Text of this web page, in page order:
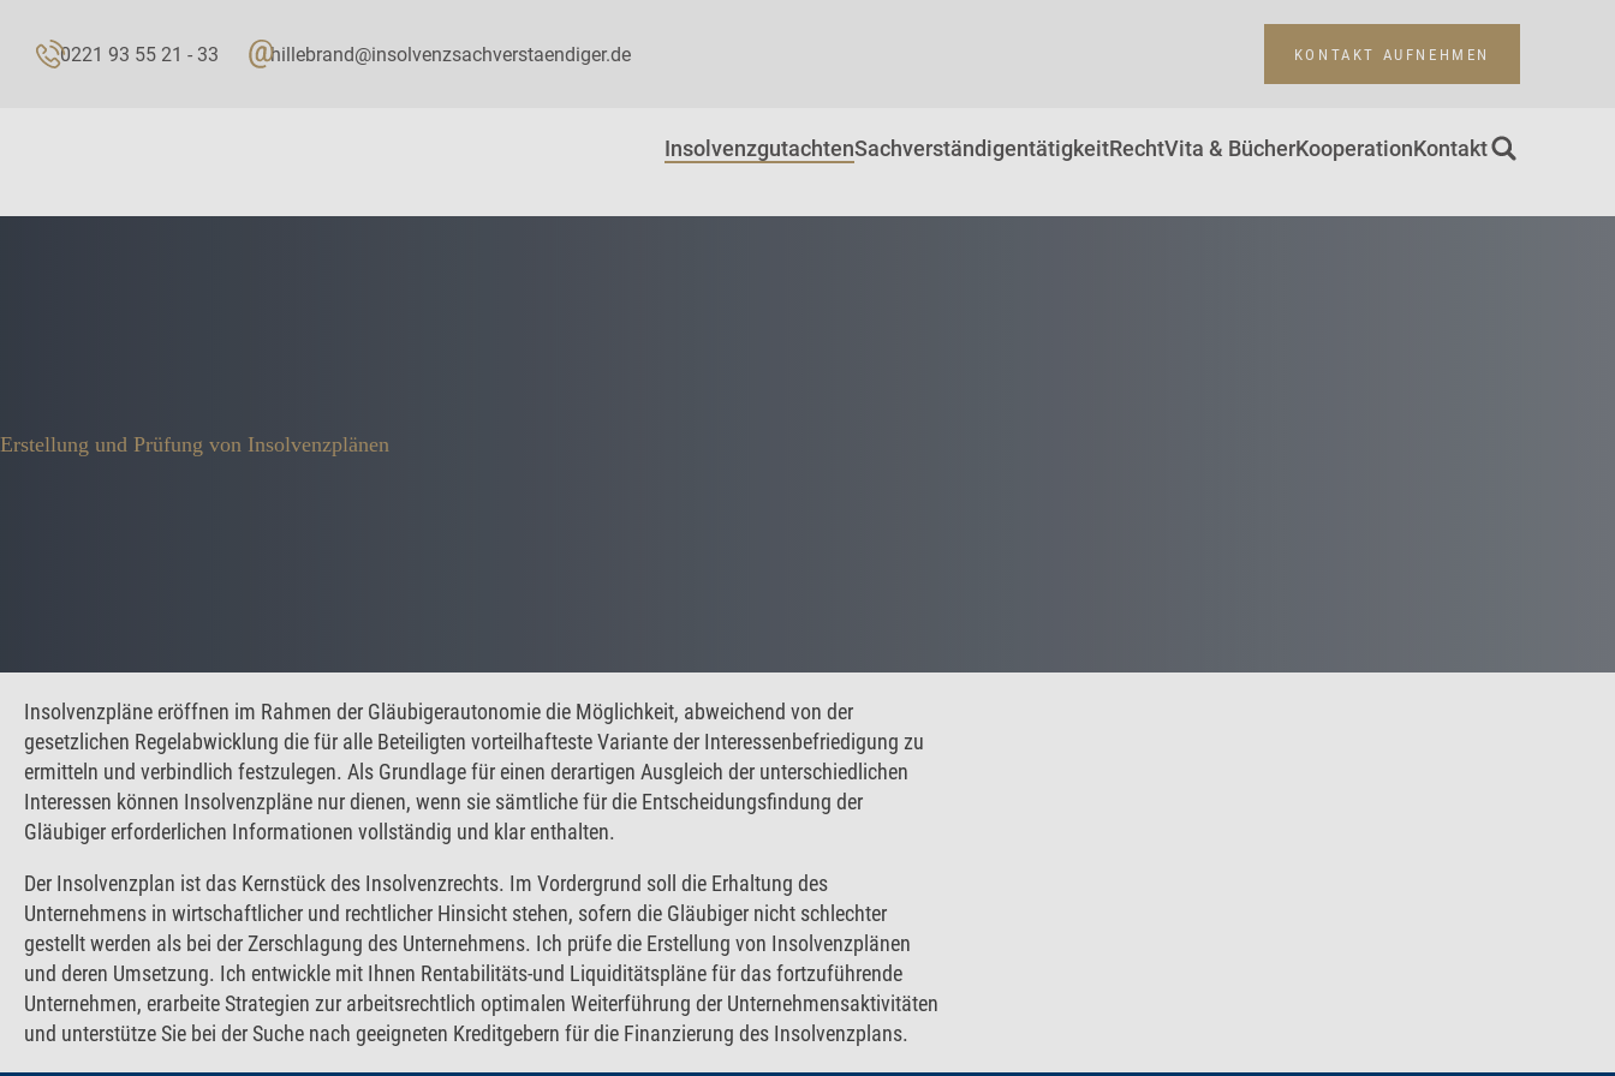
0221 93 55 21 - 33 hillebrand@insolvenzsachverstaendiger.de KONTAKT AUFNEHMEN
InsolvenzgutachtenSachverständigentätigkeitRechtVita & BücherKooperationKontakt
Erstellung und Prüfung von Insolvenzplänen
Insolvenzpläne eröffnen im Rahmen der Gläubigerautonomie die Möglichkeit, abweichend von der
gesetzlichen Regelabwicklung die für alle Beteiligten vorteilhafteste Variante der Interessenbefriedigung zu
ermitteln und verbindlich festzulegen. Als Grundlage für einen derartigen Ausgleich der unterschiedlichen
Interessen können Insolvenzpläne nur dienen, wenn sie sämtliche für die Entscheidungsfindung der
Gläubiger erforderlichen Informationen vollständig und klar enthalten.
Der Insolvenzplan ist das Kernstück des Insolvenzrechts. Im Vordergrund soll die Erhaltung des
Unternehmens in wirtschaftlicher und rechtlicher Hinsicht stehen, sofern die Gläubiger nicht schlechter
gestellt werden als bei der Zerschlagung des Unternehmens. Ich prüfe die Erstellung von Insolvenzplänen
und deren Umsetzung. Ich entwickle mit Ihnen Rentabilitäts-und Liquiditätspläne für das fortzuführende
Unternehmen, erarbeite Strategien zur arbeitsrechtlich optimalen Weiterführung der Unternehmensaktivitäten
und unterstütze Sie bei der Suche nach geeigneten Kreditgebern für die Finanzierung des Insolvenzplans.